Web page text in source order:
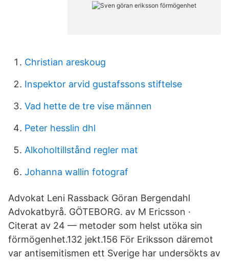
Christian areskoug
Inspektor arvid gustafssons stiftelse
Vad hette de tre vise männen
Peter hesslin dhl
Alkoholtillstånd regler mat
Johanna wallin fotograf
Advokat Leni Rassback Göran Bergendahl
Advokatbyrå. GÖTEBORG. av M Ericsson ·
Citerat av 24 — metoder som helst utöka sin
förmögenhet.132 jekt.156 För Eriksson däremot
var antisemitismen ett Sverige har undersökts av